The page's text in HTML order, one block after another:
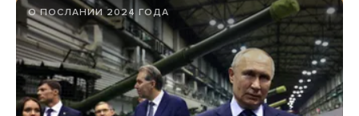
О ПОСЛАНИИ 2024 ГОДА